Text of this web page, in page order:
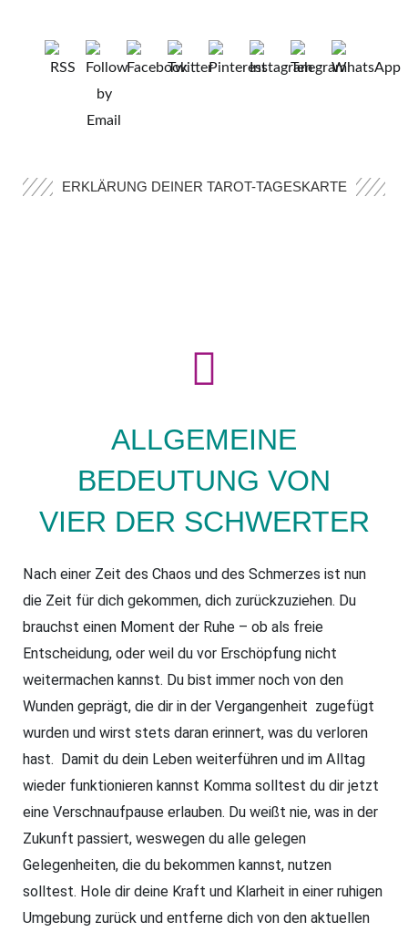
ERKLÄRUNG DEINER TAROT-TAGESKARTE
ALLGEMEINE
BEDEUTUNG VON
VIER DER SCHWERTER
Nach einer Zeit des Chaos und des Schmerzes ist nun
die Zeit für dich gekommen, dich zurückzuziehen. Du
brauchst einen Moment der Ruhe – ob als freie
Entscheidung, oder weil du vor Erschöpfung nicht
weitermachen kannst. Du bist immer noch von den
Wunden geprägt, die dir in der Vergangenheit zugefügt
wurden und wirst stets daran erinnert, was du verloren
hast. Damit du dein Leben weiterführen und im Alltag
wieder funktionieren kannst Komma solltest du dir jetzt
eine Verschnaufpause erlauben. Du weißt nie, was in der
Zukunft passiert, weswegen du alle gelegen
Gelegenheiten, die du bekommen kannst, nutzen
solltest. Hole dir deine Kraft und Klarheit in einer ruhigen
Umgebung zurück und entferne dich von den aktuellen